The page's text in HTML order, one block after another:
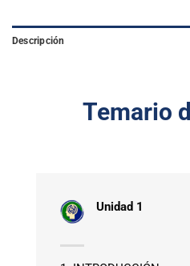
Descripción
Temario
Unidad 1